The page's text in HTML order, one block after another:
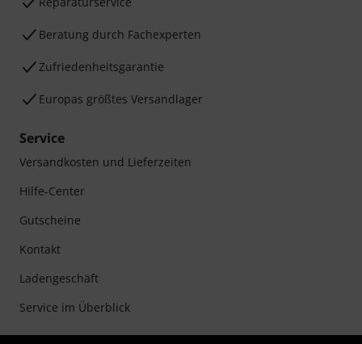
Beratung durch Fachexperten
Zufriedenheitsgarantie
Europas größtes Versandlager
Service
Versandkosten und Lieferzeiten
Hilfe-Center
Gutscheine
Kontakt
Ladengeschäft
Service im Überblick